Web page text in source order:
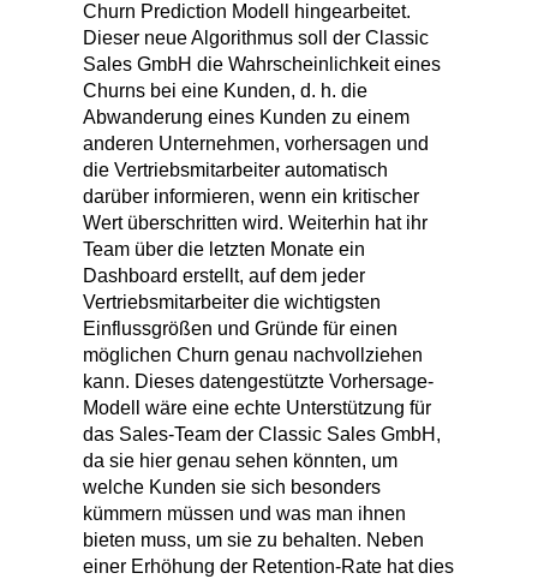
Churn Prediction Modell hingearbeitet.
Dieser neue Algorithmus soll der Classic
Sales GmbH die Wahrscheinlichkeit eines
Churns bei eine Kunden, d. h. die
Abwanderung eines Kunden zu einem
anderen Unternehmen, vorhersagen und
die Vertriebsmitarbeiter automatisch
darüber informieren, wenn ein kritischer
Wert überschritten wird. Weiterhin hat ihr
Team über die letzten Monate ein
Dashboard erstellt, auf dem jeder
Vertriebsmitarbeiter die wichtigsten
Einflussgrößen und Gründe für einen
möglichen Churn genau nachvollziehen
kann. Dieses datengestützte Vorhersage-
Modell wäre eine echte Unterstützung für
das Sales-Team der Classic Sales GmbH,
da sie hier genau sehen könnten, um
welche Kunden sie sich besonders
kümmern müssen und was man ihnen
bieten muss, um sie zu behalten. Neben
einer Erhöhung der Retention-Rate hat dies